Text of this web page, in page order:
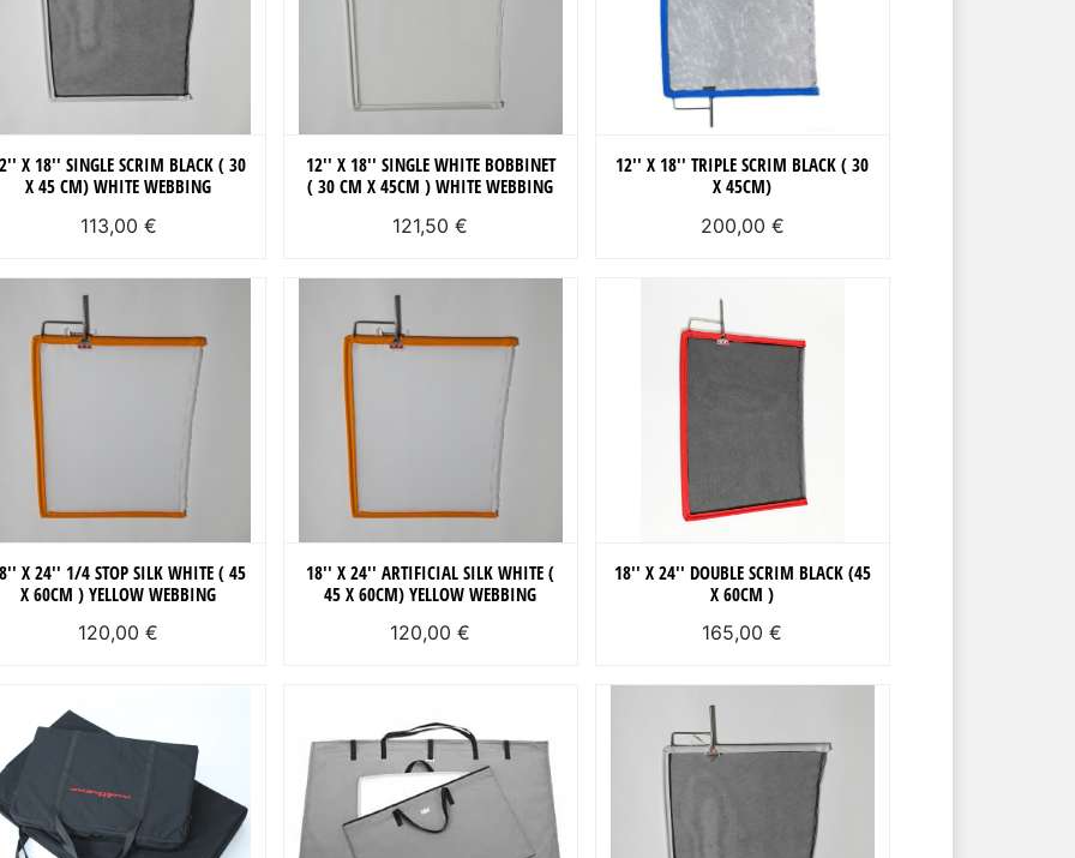
X 18'' SINGLE SCRIM BLACK ( 30
X 45 CM) WHITE WEBBING
113,00 €
12'' X 18'' SINGLE WHITE BOBBINET
( 30 CM X 45CM ) WHITE WEBBING
121,50 €
12'' X 18'' TRIPLE SCRIM BLACK ( 30
X 45CM)
200,00 €
X 24'' 1/4 STOP SILK WHITE ( 45
X 60CM ) YELLOW WEBBING
120,00 €
18'' X 24'' ARTIFICIAL SILK WHITE (
45 X 60CM) YELLOW WEBBING
120,00 €
18'' X 24'' DOUBLE SCRIM BLACK (45
X 60CM )
165,00 €